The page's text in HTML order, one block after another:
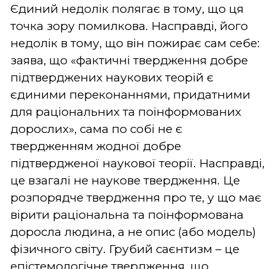
Єдиний недолік полягає в тому, що ця
точка зору помилкова. Насправді, його
недолік в тому, що він пожирає сам себе:
заява, що «фактичні твердження добре
підтверджених наукових теорій є
єдиними переконаннями, придатними
для раціональних та поінформованих
дорослих», сама по собі не є
твердженням жодної добре
підтвердженої наукової теорії. Насправді,
це взагалі не наукове твердження. Це
розпорядче твердження про те, у що має
вірити раціональна та поінформована
доросла людина, а не опис (або модель)
фізичного світу. Грубий саєнтизм – це